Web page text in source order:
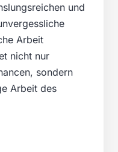
und
Arbeit
nicht nur
sondern
Arbeit des